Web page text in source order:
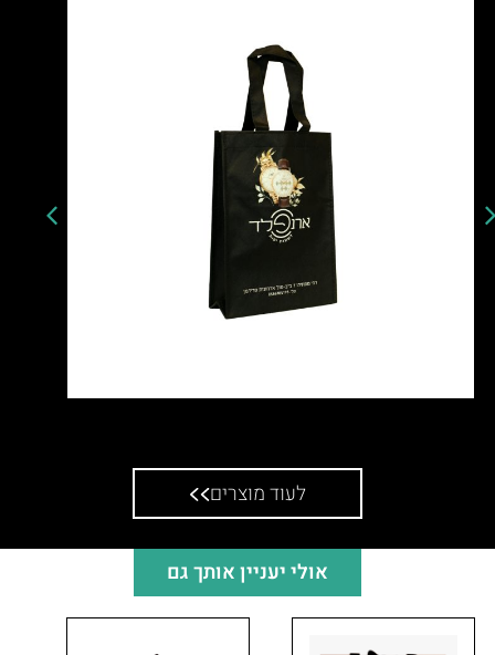
לעוד מוצרים
אולי יעניין אותך גם